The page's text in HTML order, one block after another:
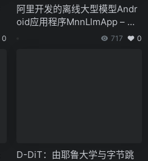
0
阿里开发的离线大型模型Andr
oid应用程序MnnLlmApp – 智
717 0
D-DiT：由耶鲁大学与字节跳